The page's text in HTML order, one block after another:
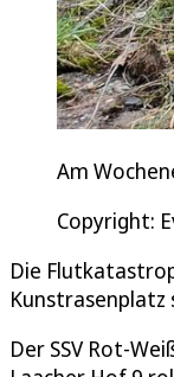
Am
Copyright:
Die
Der SSV Rot-